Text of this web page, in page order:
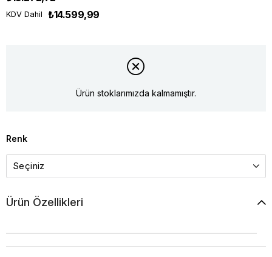
KDV Dahil ₺14.599,99
Ürün stoklarımızda kalmamıştır.
Renk
Ürün Özellikleri